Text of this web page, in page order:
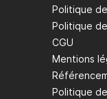
Politique
Politique
CGU
Mentions
Politique